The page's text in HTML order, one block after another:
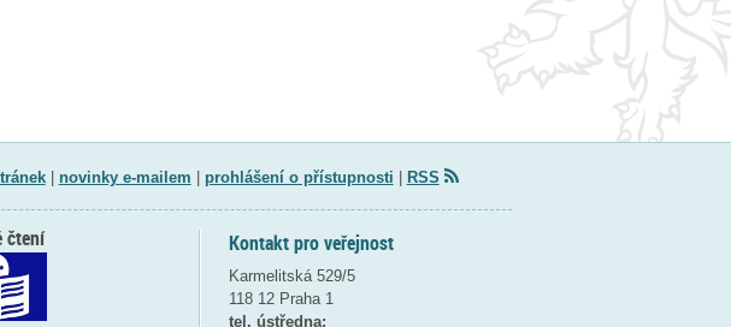
| novinky e-mailem prohlášení o přístupnosti RSS
Kontakt pro veřejnost
Karmelitská 529/5
118 12 Praha 1
tel. ústředna:
čtení